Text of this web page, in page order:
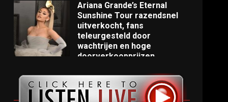
Ariana Grande’s Eternal
Sunshine Tour razendsnel
uitverkocht, fans
teleurgesteld door
wachtrijen en hoge
doorverkoopprijzen